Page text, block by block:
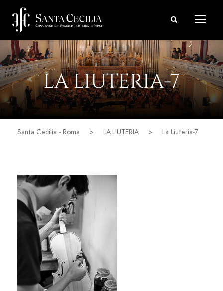
LA LIUTERIA-7
Santa Cecilia - Roma > LA LIUTERIA > La Liuteria-7